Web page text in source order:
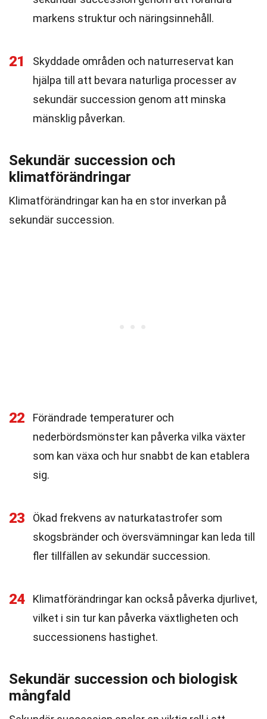
markens struktur och näringsinnehåll.
21
Skyddade områden och naturreservat kan
hjälpa till att bevara naturliga processer av
sekundär succession genom att minska
mänsklig påverkan.
Sekundär succession och
klimatförändringar
Klimatförändringar kan ha en stor inverkan på
sekundär succession.
22
Förändrade temperaturer och
nederbördsmönster kan påverka vilka växter
som kan växa och hur snabbt de kan etablera
sig.
23
Ökad frekvens av naturkatastrofer som
skogsbränder och översvämningar kan leda till
fler tillfällen av sekundär succession.
24
Klimatförändringar kan också påverka djurlivet,
vilket i sin tur kan påverka växtligheten och
successionens hastighet.
Sekundär succession och biologisk
mångfald